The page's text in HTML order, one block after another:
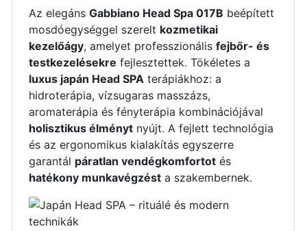
Az elegáns Gabbiano Head Spa 017B beépített
mosdóegységgel szerelt kozmetikai
kezelőágy, amelyet professzionális fejbőr- és
testkezelésekre fejlesztettek. Tökéletes a
luxus japán Head SPA terápiákhoz: a
hidroterápia, vízsugaras masszázs,
aromaterápia és fényterápia kombinációjával
holisztikus élményt nyújt. A fejlett technológia
és az ergonomikus kialakítás egyszerre
garantál páratlan vendégkomfortot és
hatékony munkavégzést a szakembernek.